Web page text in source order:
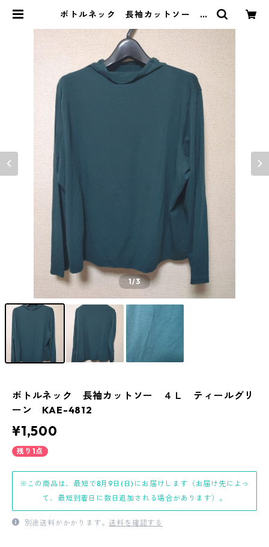
ボトルネック 長袖カットソー ４
| DOLUCK PRODUCE
1/3
ボトルネック 長袖カットソー ４Ｌ ティールグリ
ーン KAE-4812
¥1,500
残り1点
※この商品は、最短で8月9日(日)にお届けします（お届け先によっ
て、最短到着日に数日追加される場合があります）。
別途送料がかかります。送料を確認する